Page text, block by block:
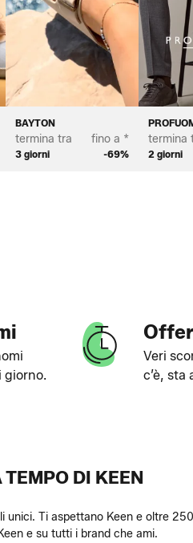
BAYTON
termina tra
3 giorni
fino a *
-69%
termina
2 giorni
giorno.
Veri
c’è, sta
DI KEEN
unici. Ti aspettano Keen e oltre
e su tutti i brand che ami.